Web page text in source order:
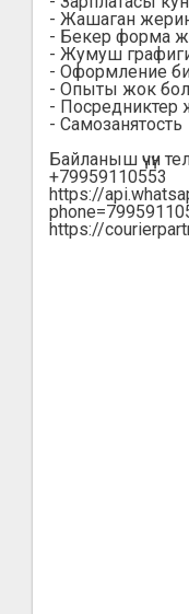
- Жашаган
- Бекер форма
- Жумуш
- Оформление
- Опыты жок
- Посредниктер
- Самозанятость
Байланыш үчүн
+79959110553
https://
https://